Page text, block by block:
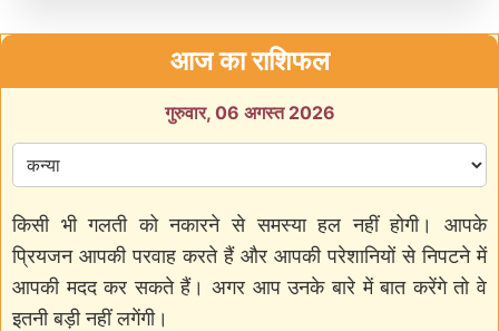
आज का राशिफल
गुरुवार, 06 अगस्त 2026
किसी भी गलती को नकारने से समस्या हल नहीं होगी। आपके
प्रियजन आपकी परवाह करते हैं और आपकी परेशानियों से निपटने में
आपकी मदद कर सकते हैं। अगर आप उनके बारे में बात करेंगे तो वे
इतनी बड़ी नहीं लगेंगी।